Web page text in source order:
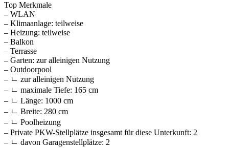
Top Merkmale
– WLAN
– Klimaanlage: teilweise
– Heizung: teilweise
– Balkon
– Terrasse
– Garten: zur alleinigen Nutzung
– Outdoorpool
– ㄴ zur alleinigen Nutzung
– ㄴ maximale Tiefe: 165 cm
– ㄴ Länge: 1000 cm
– ㄴ Breite: 280 cm
– ㄴ Poolheizung
– Private PKW-Stellplätze insgesamt für diese Unterkunft: 2
– ㄴ davon Garagenstellplätze: 2